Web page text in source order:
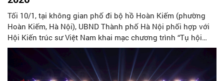
Tối 10/1, tại không gian phố đi bộ hồ Hoàn Kiếm (phường
Hoàn Kiếm, Hà Nội), UBND Thành phố Hà Nội phối hợp với
Hội Kiến trúc sư Việt Nam khai mạc chương trình “Tụ hội
Sáng tạo” – sự kiện khởi động chuỗi hoạt động hướng tới Lễ
hội Thiết kế Sáng tạo Hà Nội 2026, dự kiến diễn ra vào tháng